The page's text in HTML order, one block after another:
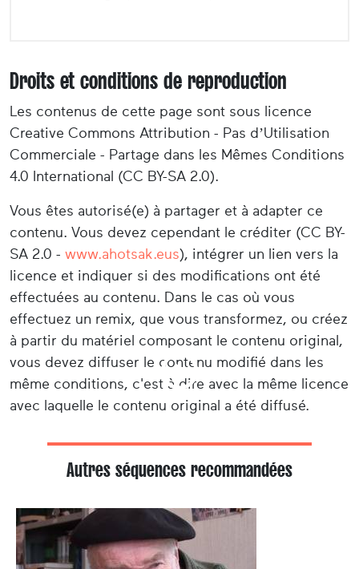
Droits et conditions de reproduction
Les contenus de cette page sont sous licence
Creative Commons Attribution - Pas d’Utilisation
Commerciale - Partage dans les Mêmes Conditions
4.0 International (CC BY-SA 2.0).
Vous êtes autorisé(e) à partager et à adapter ce
contenu. Vous devez cependant le créditer (CC BY-
SA 2.0 - www.ahotsak.eus), intégrer un lien vers la
licence et indiquer si des modifications ont été
effectuées au contenu. Dans le cas où vous
effectuez un remix, que vous transformez, ou créez
à partir du matériel composant le contenu original,
vous devez diffuser le contenu modifié dans les
même conditions, c'est à dire avec la même licence
avec laquelle le contenu original a été diffusé.
Autres séquences recommandées